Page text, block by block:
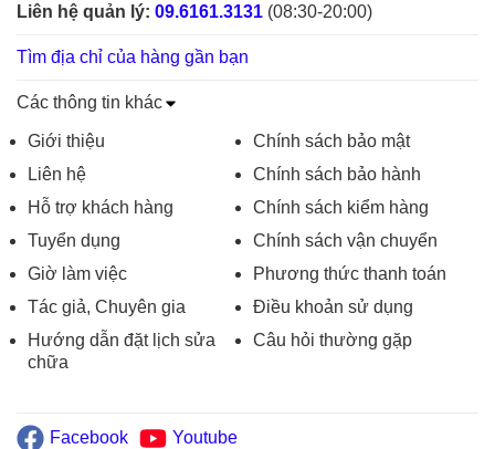
Liên hệ quản lý: 09.6161.3131 (08:30-20:00)
Tìm địa chỉ của hàng gần bạn
Các thông tin khác
Giới thiệu
Liên hệ
Hỗ trợ khách hàng
Tuyển dụng
Giờ làm việc
Tác giả, Chuyên gia
Hướng dẫn đặt lịch sửa
chữa
Chính sách bảo mật
Chính sách bảo hành
Chính sách kiểm hàng
Chính sách vận chuyển
Phương thức thanh toán
Điều khoản sử dụng
Câu hỏi thường gặp
Facebook Youtube